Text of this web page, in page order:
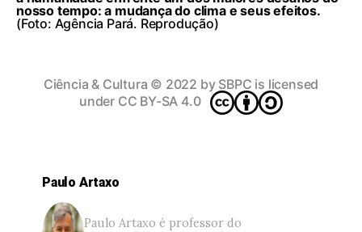
nosso tempo: a mudança do clima e seus efeitos.
(Foto: Agência Pará. Reprodução)
Ciência & Cultura © 2022 by SBPC is licensed
under CC BY-SA 4.0
Paulo Artaxo
Paulo Artaxo é professor do